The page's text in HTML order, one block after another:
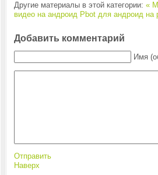
Другие материалы в этой категории: «
видео на андроид Pbot для андроид на
Добавить комментарий
Имя
Отправить
Наверх